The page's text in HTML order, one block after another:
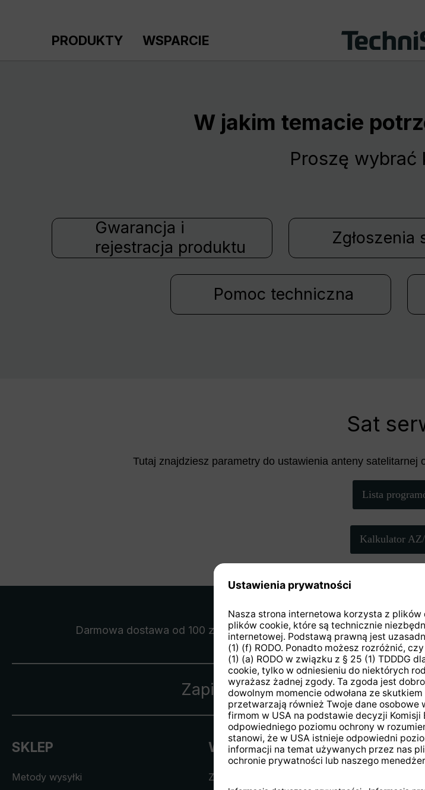
PRODUKTY WSPARCIE
W jakim temacie
Proszę wybrać
Gwarancja i
rejestracja produktu
Zgłoszenia
Pomoc techniczna
Sat
Tutaj znajdziesz parametry do ustawienia anteny satelitarnej
Lista
Kalkulator
Darmowa dostawa od 100 zł Zwrot zamówieniaw
Zapisz się do newslettera i
SKLEP
Metody wysyłki
WSPARCIE
Zgłoszenia serwisowe